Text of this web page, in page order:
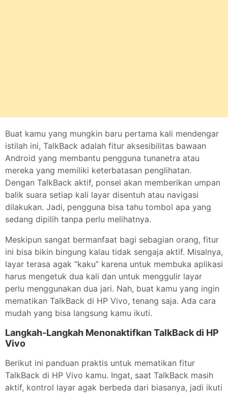
Buat kamu yang mungkin baru pertama kali mendengar
istilah ini, TalkBack adalah fitur aksesibilitas bawaan
Android yang membantu pengguna tunanetra atau
mereka yang memiliki keterbatasan penglihatan.
Dengan TalkBack aktif, ponsel akan memberikan umpan
balik suara setiap kali layar disentuh atau navigasi
dilakukan. Jadi, pengguna bisa tahu tombol apa yang
sedang dipilih tanpa perlu melihatnya.
Meskipun sangat bermanfaat bagi sebagian orang, fitur
ini bisa bikin bingung kalau tidak sengaja aktif. Misalnya,
layar terasa agak “kaku” karena untuk membuka aplikasi
harus mengetuk dua kali dan untuk menggulir layar
perlu menggunakan dua jari. Nah, buat kamu yang ingin
mematikan TalkBack di HP Vivo, tenang saja. Ada cara
mudah yang bisa langsung kamu ikuti.
Langkah-Langkah Menonaktifkan TalkBack di HP
Vivo
Berikut ini panduan praktis untuk mematikan fitur
TalkBack di HP Vivo kamu. Ingat, saat TalkBack masih
aktif, kontrol layar agak berbeda dari biasanya, jadi ikuti